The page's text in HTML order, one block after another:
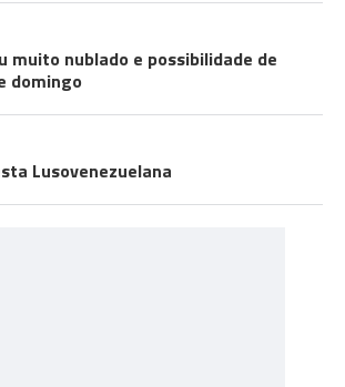
muito nublado e possibilidade de
domingo
Lusovenezuelana